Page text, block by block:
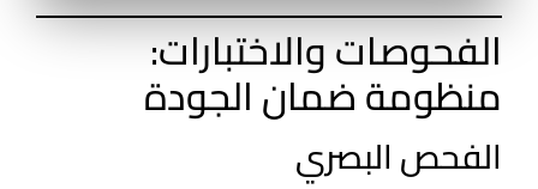
الفحوصات والاختبارات:
منظومة ضمان الجودة
الفحص البصري